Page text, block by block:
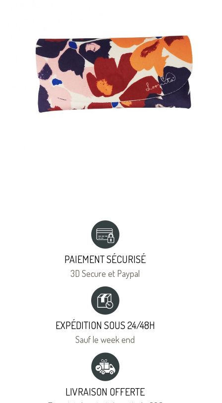
PAIEMENT SÉCURISÉ
3D Secure et Paypal
EXPÉDITION SOUS 24/48H
Sauf le week end
LIVRAISON OFFERTE